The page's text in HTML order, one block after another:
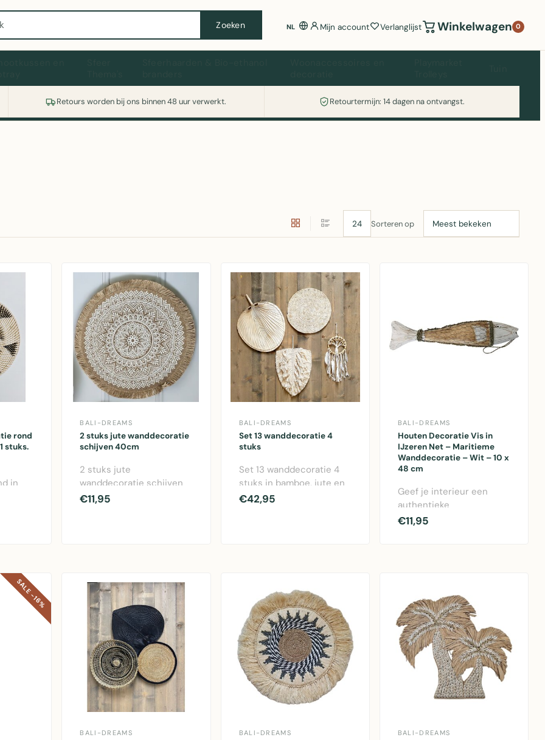
Zoeken NL Mijn account Verlanglijst Winkelwagen 0
Retours worden bij ons binnen 48 uur verwerkt. Retourtermijn: 14 dagen na ontvangst.
Wasmachine of koelkast nodig? Vergelijk alle prijzen op Witgoedaanbod.nl
Sorteren op
rond
stuks.
in
BALI-DREAMS
2 stuks jute wanddecoratie
schijven 40cm
2 stuks jute
wanddecoratie schijven
van 40cm in naturel en
€11,95
BALI-DREAMS
Set 13 wanddecoratie 4
stuks
Set 13 wanddecoratie 4
stuks in bamboe, jute en
rotan - natuurlijke
€42,95
BALI-DREAMS
Houten Decoratie Vis in
IJzeren Net – Maritieme
Wanddecoratie – Wit – 10 x
48 cm
Geef je interieur een
authentieke
kustuitstraling met deze
€11,95
SALE -16%
BALI-DREAMS BALI-DREAMS BALI-DREAMS